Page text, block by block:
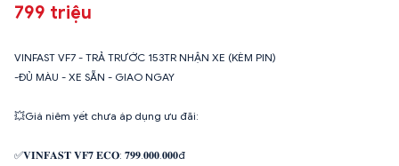
799 triệu
VINFAST VF7 - TRẢ TRƯỚC 153TR NHẬN XE (KÈM PIN)
-ĐỦ MÀU - XE SẴN - GIAO NGAY
💥Giá niêm yết chưa áp dụng ưu đãi:
✅𝐕𝐈𝐍𝐅𝐀𝐒𝐓 𝐕𝐅𝟕 𝐄𝐂𝐎: 𝟕𝟗𝟗.𝟎𝟎𝟎.𝟎𝟎𝟎đ